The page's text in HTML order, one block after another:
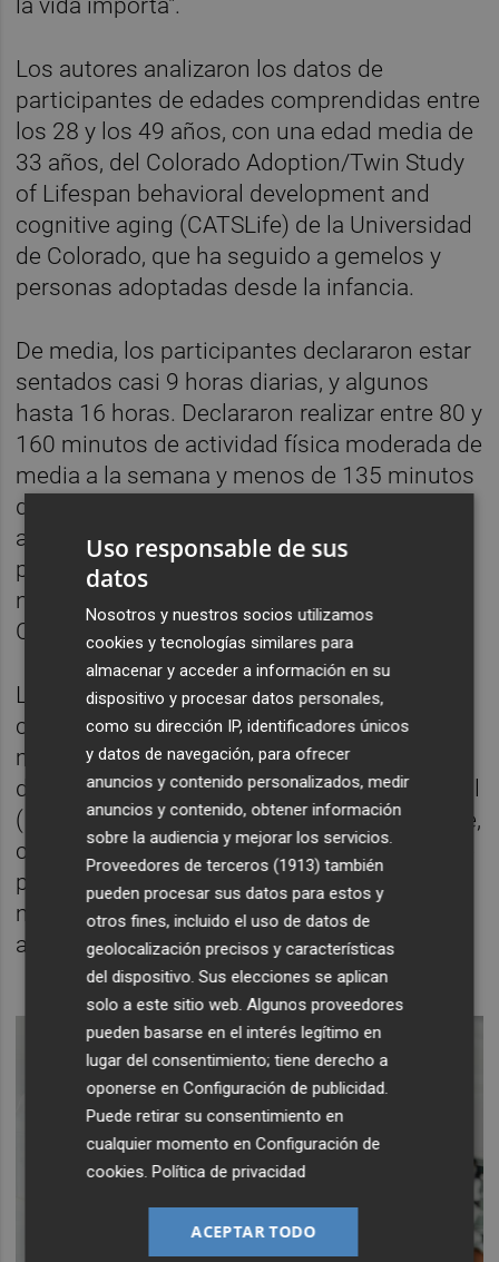
la vida importa".
Los autores analizaron los datos de
participantes de edades comprendidas entre
los 28 y los 49 años, con una edad media de
33 años, del Colorado Adoption/Twin Study
of Lifespan behavioral development and
cognitive aging (CATSLife) de la Universidad
de Colorado, que ha seguido a gemelos y
personas adoptadas desde la infancia.
De media, los participantes declararon estar
sentados casi 9 horas diarias, y algunos
hasta 16 horas. Declararon realizar entre 80 y
160 minutos de actividad física moderada de
media a la semana y menos de 135 minutos
de ejercicio vigoroso a la semana. Los
autores señalan que estos resultados son
probablemente mejores que las medias
nacionales debido al estilo de vida activo de
Colorado.
Los investigadores analizaron dos medidas
clave del envejecimiento cardiaco y
metabólico: el colesterol total/lipoproteínas
de alta densidad y el índice de masa corporal
(IMC). El estudio concluyó que, básicamente,
cuanto más sentado se estaba, más viejo se
parecía. Y añadir un poco de actividad
moderada a un largo día de estar sentado
apenas amortiguaba estos efectos.
Uso responsable de sus
datos
Nosotros y nuestros socios utilizamos
cookies y tecnologías similares para
almacenar y acceder a información en su
dispositivo y procesar datos personales,
como su dirección IP, identificadores únicos
y datos de navegación, para ofrecer
anuncios y contenido personalizados, medir
anuncios y contenido, obtener información
sobre la audiencia y mejorar los servicios.
Proveedores de terceros (1913) también
pueden procesar sus datos para estos y
otros fines, incluido el uso de datos de
geolocalización precisos y características
del dispositivo. Sus elecciones se aplican
solo a este sitio web. Algunos proveedores
pueden basarse en el interés legítimo en
lugar del consentimiento; tiene derecho a
oponerse enConfiguración de publicidad
Puede retirar su consentimiento en
cualquier momento enConfiguración de
cookies .Política de privacidad
ACEPTAR TODO